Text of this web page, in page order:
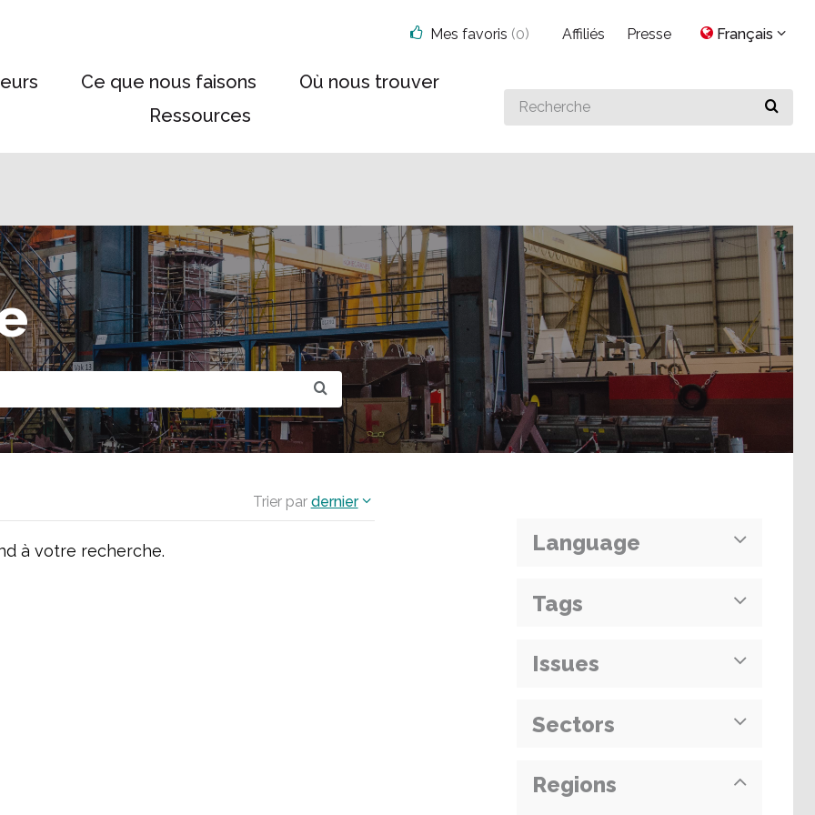
Ce que nous faisons
Où nous trouver
Ressources
Search
for
Mes favoris (0) Affiliés Presse Français
Trier par dernier
à votre recherche. Language
Tags
Issues
Sectors
Regions